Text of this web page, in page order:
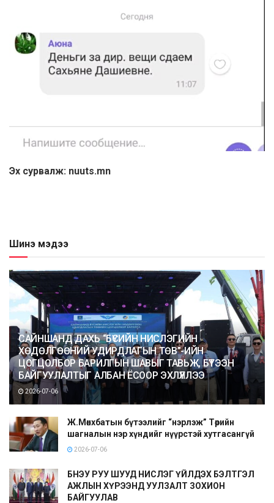
Эх сурвалж: nuuts.mn
Шинэ мэдээ
САЙНШАНД ДАХЬ “БҮСИЙН НИСЛЭГИЙН
ХӨДӨЛГӨӨНИЙ УДИРДЛАГЫН ТӨВ”-ИЙН
ЦОГЦОЛБОР БАРИЛГЫН ШАВЫГ ТАВЬЖ, БҮТЭЭН
БАЙГУУЛАЛТЫГ АЛБАН ЁСООР ЭХЛҮҮЛЛЭЭ
2026-07-06
Ж.Мөнхбатын бүтээлийг “нэрлэж” Төрийн
шагналын нэр хүндийг нүүрстэй хутгасангүй
2026-07-06
БНЭУ РУУ ШУУД НИСЛЭГ ҮЙЛДЭХ БЭЛТГЭЛ
АЖЛЫН ХҮРЭЭНД УУЛЗАЛТ ЗОХИОН
БАЙГУУЛАВ